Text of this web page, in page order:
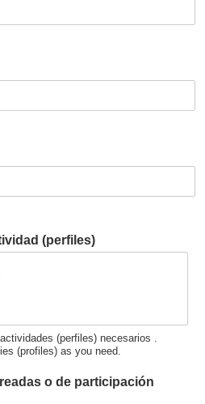
(perfiles)
(perfiles) necesarios .
(profiles) as you need.
o de participación